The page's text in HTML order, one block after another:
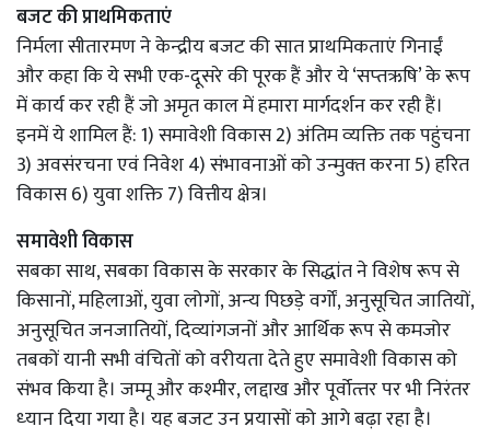
बजट की प्राथमि‍कताएं
निर्मला सीतारमण ने केन्‍द्रीय बजट की सात प्राथमि‍कताएं गिनाईं
और कहा कि ये सभी एक-दूसरे की पूरक हैं और ये ‘सप्‍तऋषि’ के रूप
में कार्य कर रही हैं जो अमृत काल में हमारा मार्गदर्शन कर रही हैं।
इनमें ये शामि‍ल हैं: 1) समावेशी विकास 2) अंतिम व्‍यक्ति तक पहुंचना
3) अवसंरचना एवं निवेश 4) संभावनाओं को उन्‍मुक्‍त करना 5) हरित
विकास 6) युवा शक्ति 7) वित्तीय क्षेत्र।
समावेशी विकास
सबका साथ, सबका विकास के सरकार के सिद्धांत ने विशेष रूप से
किसानों, महिलाओं, युवा लोगों, अन्‍य पिछड़े वर्गों, अनुसूचित जातियों,
अनुसूचित जनजातियों, दिव्‍यांगजनों और आर्थिक रूप से कमजोर
तबकों यानी सभी वंचितों को वरीयता देते हुए समावेशी विकास को
संभव किया है। जम्‍मू और कश्‍मीर, लद्दाख और पूर्वोत्‍तर पर भी निरंतर
ध्‍यान दिया गया है। यह बजट उन प्रयासों को आगे बढ़ा रहा है।